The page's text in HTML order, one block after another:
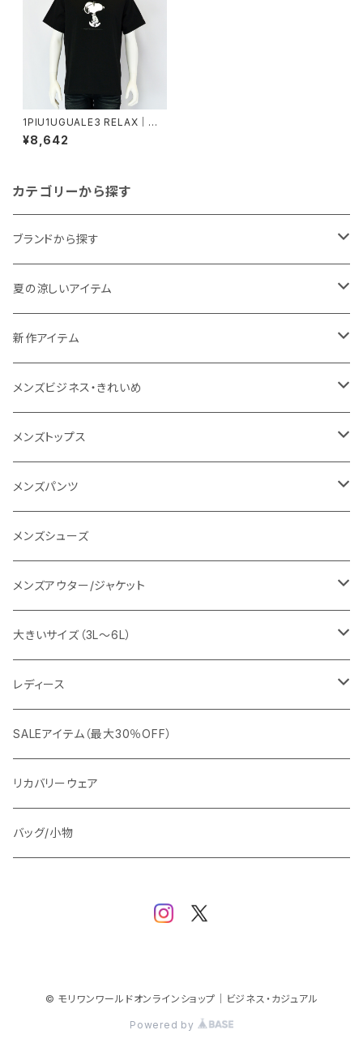
1PIU1UGUALE3 RELAX｜スヌ
ーピーロゴ ジョー・クール半袖
Tシャツ｜ウノピゥウノウグァー
¥8,642
カテゴリーから探す
ブランドから探す
THE NORTH FACE
NANGA
1PIU1UGUALE3 RELAX
go slow caravan
SY32 by SWEET YEARS
URBAN SQUARE
EDWIN
snow peak
G-stage
TETEHOMME
TAION
夏の涼しいアイテム
メンズ
レディース
新作アイテム
メンズ
レディース
メンズビジネス・きれいめ
スーツ
カジュアルセットアップ
スラックス
ワイシャツ
シューズ
フォーマル
Tシャツ/ポロシャツ
メンズトップス
Tシャツ/カットソー
シャツ/ポロシャツ
パーカー/スウェット
ニット
メンズパンツ
デニムパンツ
イージーパンツ
スラックス
メンズシューズ
メンズアウター/ジャケット
ジャケット
カジュアルジャケット
ビジネスジャケット
ブルゾン
コート
マウンテンパーカー/アウトドア
ダウン / 中綿アウター
大きいサイズ（3L～6L）
ビジネス
セットアップ
ワイシャツ
カジュアル
ニット/Tシャツ/カットソー
スウェット/パーカー
アウター
レディース
アウター
トップス（ブラウス/カットソー）
ジャケット
SALEアイテム（最大30％OFF）
リカバリーウェア
バッグ/小物
© モリワンワールドオンラインショップ｜ビジネス・カジュアル
Powered by